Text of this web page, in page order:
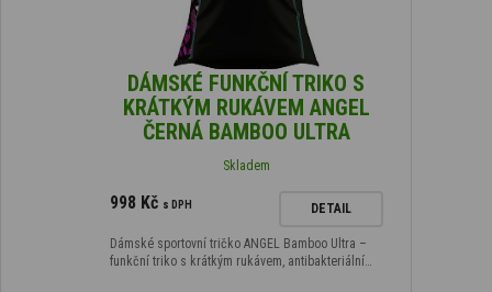
DÁMSKÉ FUNKČNÍ TRIKO S
KRÁTKÝM RUKÁVEM ANGEL
ČERNÁ BAMBOO ULTRA
Skladem
998 Kč s DPH DETAIL
Dámské sportovní tričko ANGEL Bamboo Ultra –
funkční triko s krátkým rukávem, antibakteriální…